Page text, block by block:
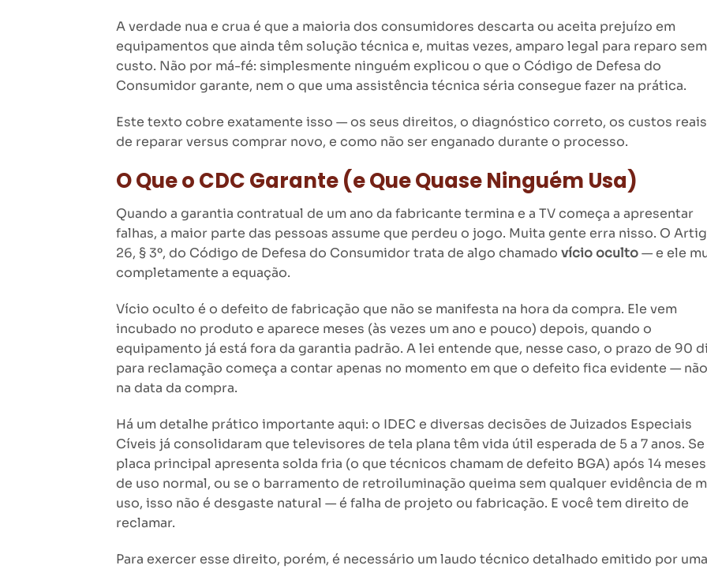
A verdade nua e crua é que a maioria dos consumidores descarta ou aceita prejuízo em
equipamentos que ainda têm solução técnica e, muitas vezes, amparo legal para reparo sem
custo. Não por má-fé: simplesmente ninguém explicou o que o Código de Defesa do
Consumidor garante, nem o que uma assistência técnica séria consegue fazer na prática.
Este texto cobre exatamente isso — os seus direitos, o diagnóstico correto, os custos reais
de reparar versus comprar novo, e como não ser enganado durante o processo.
O Que o CDC Garante (e Que Quase Ninguém Usa)
Quando a garantia contratual de um ano da fabricante termina e a TV começa a apresentar
falhas, a maior parte das pessoas assume que perdeu o jogo. Muita gente erra nisso. O
26, § 3º, do Código de Defesa do Consumidor trata de algo chamado vício oculto— e ele
completamente a equação.
Vício oculto é o defeito de fabricação que não se manifesta na hora da compra. Ele vem
incubado no produto e aparece meses (às vezes um ano e pouco) depois, quando o
equipamento já está fora da garantia padrão. A lei entende que, nesse caso, o prazo de 90
para reclamação começa a contar apenas no momento em que o defeito fica evidente — não
na data da compra.
Há um detalhe prático importante aqui: o IDEC e diversas decisões de Juizados Especiais
Cíveis já consolidaram que televisores de tela plana têm vida útil esperada de 5 a 7 anos. Se
placa principal apresenta solda fria (o que técnicos chamam de defeito BGA) após 14 meses
de uso normal, ou se o barramento de retroiluminação queima sem qualquer evidência de
uso, isso não é desgaste natural — é falha de projeto ou fabricação. E você tem direito de
reclamar.
Para exercer esse direito, porém, é necessário um laudo técnico detalhado emitido por uma